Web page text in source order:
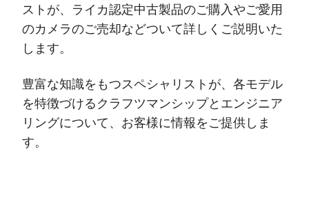
ストが、ライカ認定中古製品のご購入やご愛用
のカメラのご売却などついて詳しくご説明いた
します。
豊富な知識をもつスペシャリストが、各モデル
を特徴づけるクラフツマンシップとエンジニア
リングについて、お客様に情報をご提供しま
す。